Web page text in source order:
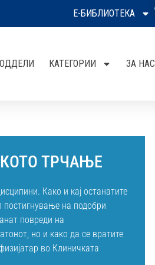
Е-БИБЛИОТЕКА
ОДДЕЛИ КАТЕГОРИИ ЗА НАС
ТРЧАЊЕ
Како и кај останатите
постигнување на подобри
повреди на
но и како да се вратите
во Клиничката